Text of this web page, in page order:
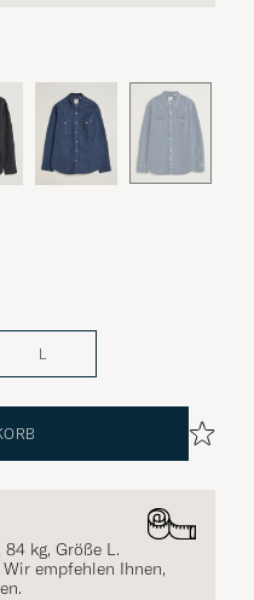
L
kg, Größe L.
empfehlen Ihnen,